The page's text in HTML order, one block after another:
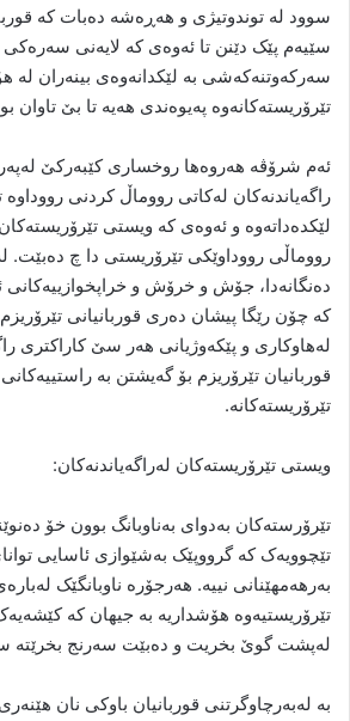
سوود لە توندوتیژی و هەڕەشە دەبات کە
سێیەم پێک دێنن تا ئەوەی کە لایەنی سەرەکی
سەرکەوتنەکەشی بە لێکدانەوەی بینەران لە
تێرۆریستەکانەوە پەیوەندی هەیە تا بێ تاوان
ئەم شرۆڤە هەروەها روخساری کێبەرکێ
راگەیاندنەکان لەکاتی رووماڵ کردنی رووداوە
لێکدەداتەوە و ئەوەی کە ویستی
رووماڵی رووداوێکی تێرۆریستی دا چ دەبێت.
دەنگانەدا، جۆش و خرۆش و خراپخوازییەکانی
کە چۆن رێگا پیشان دەری قوربانیانی
لەهاوکاری و پێکەوژیانی هەر سێ کاراکتری
قوربانیان تێرۆریزم بۆ گەیشتن بە
تێرۆریستەکانە.
ویستی تێرۆریستەکان لەراگەیاندنەکان:
تێرۆرستەکان بەدوای بەناوبانگ بوون خۆ
تێچوویەک کە گرووپێک بەشێوازی ئاسایی
بەرهەمهێنانی نییە. هەرجۆرە ناوبانگێک
تێرۆریستیەوە هۆشداریە بە جیهان کە
لەپشت گوێ بخریت و دەبێت سەرنج بخرێتە
بە لەبەرچاوگرتنی قوربانیان باوکی نان